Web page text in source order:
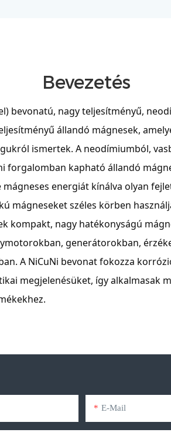
Bevezetés
bevonatú, nagy teljesítményű,
állandó mágnesek,
ismertek. A neodímiumból,
forgalomban kapható állandó
mágneses energiát kínálva olyan
mágneseket széles körben
kompakt, nagy hatékonyságú
generátorokban,
A NiCuNi bevonat fokozza
megjelenésüket, így alkalmasak
E-Mail